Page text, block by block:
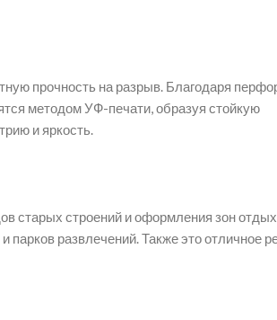
прочность на разрыв. Благодаря
методом УФ-печати, образуя стойкую
и яркость.
старых строений и оформления зон
парков развлечений. Также это отличное